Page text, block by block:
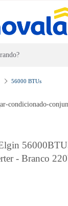
56000 BTUs
- Branco